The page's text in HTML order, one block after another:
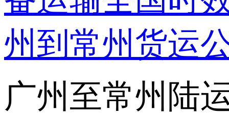
广州至常州陆